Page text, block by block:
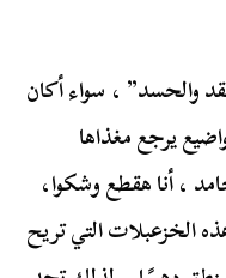
والحسد” ، سواء أكان
يرجع مغذاها
، أنا هقطع وشكوا،
الخزعبلات التي تريح